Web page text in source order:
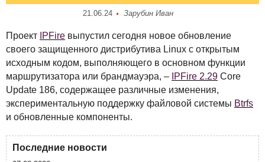
21.06.24 Зарубин Иван
Проект IPFire выпустил сегодня новое обновление
своего защищенного дистрибутива Linux с открытым
исходным кодом, выполняющего в основном функции
маршрутизатора или брандмауэра, – IPFire 2.29 Core
Update 186, содержащее различные изменения,
экспериментальную поддержку файловой системы Btrfs
и обновленные компоненты.
Последние новости